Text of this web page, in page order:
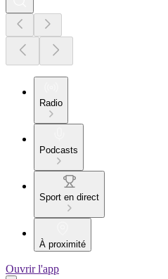
Radio
Podcasts
Sport en direct
À proximité
Ouvrir l'app